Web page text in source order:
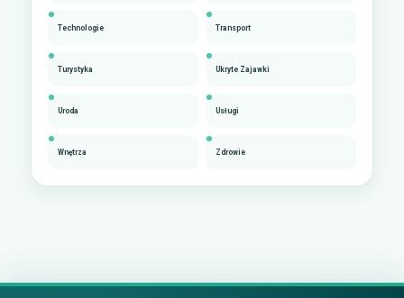
Technologie Transport
Turystyka Ukryte Zajawki
Uroda Usługi
Wnętrza Zdrowie